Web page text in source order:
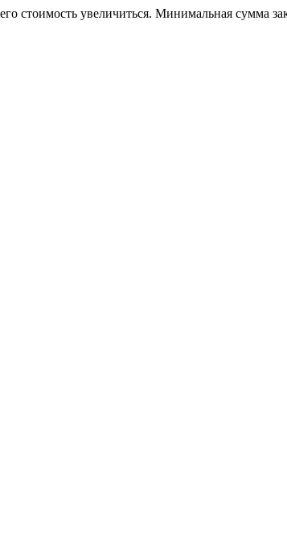
стоимость увеличиться. Минимальная сумма